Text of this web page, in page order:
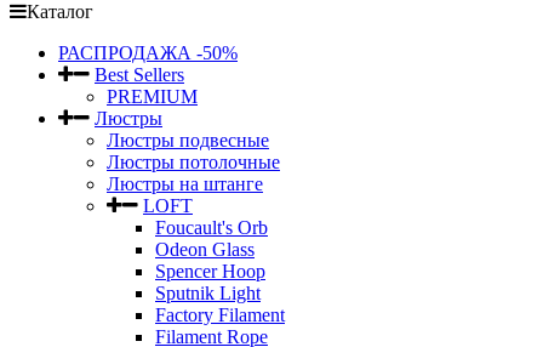
Каталог
РАСПРОДАЖА -50%
Best Sellers
PREMIUM
Люстры
Люстры подвесные
Люстры потолочные
Люстры на штанге
LOFT
Foucault's Orb
Odeon Glass
Spencer Hoop
Sputnik Light
Factory Filament
Filament Rope